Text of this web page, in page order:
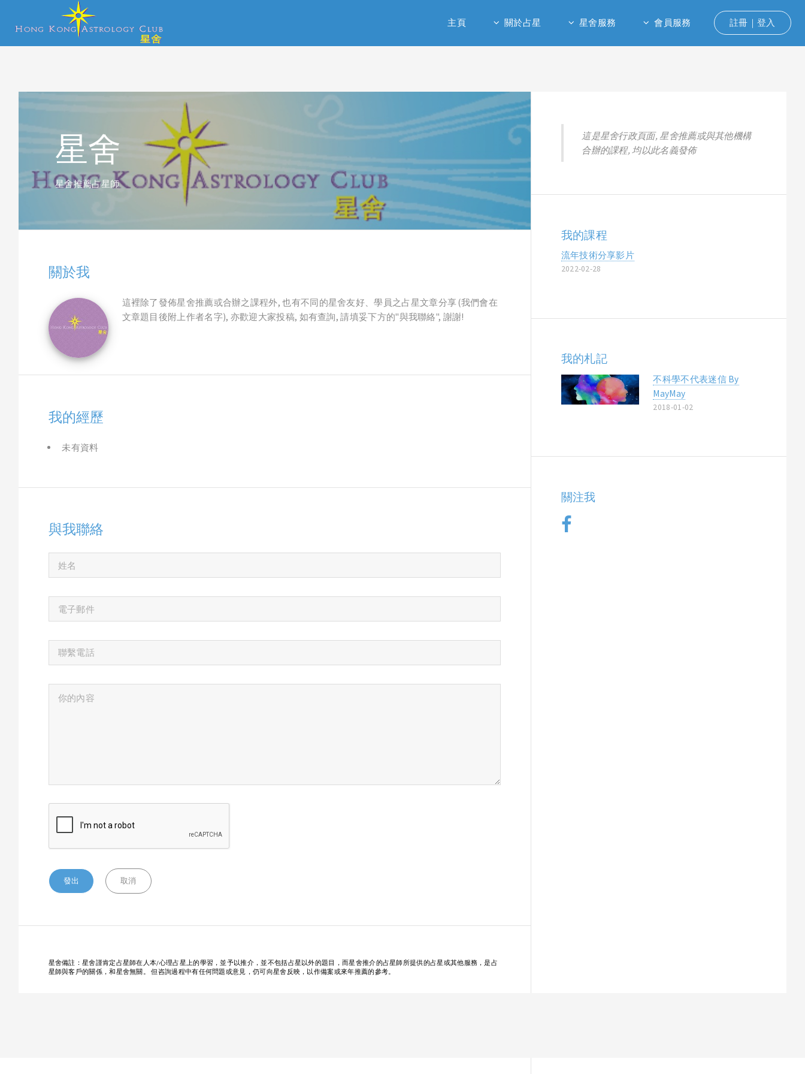
主頁 關於占星 星舍服務 會員服務 註冊｜登入
星舍
星舍推薦占星師
關於我
這裡除了發佈星舍推薦或合辦之課程外, 也有不同的星舍友好、學員之占星文章分享 (我們會在
文章題目後附上作者名字), 亦歡迎大家投稿, 如有查詢, 請填妥下方的"與我聯絡", 謝謝!
我的經歷
未有資料
與我聯絡
星舍備註：星舍謹肯定占星師在人本/心理占星上的學習，並予以推介，並不包括占星以外的題目，而星舍推介的占星師所提供的占星或其他服務，是占
星師與客戶的關係，和星舍無關。 但咨詢過程中有任何問題或意見，仍可向星舍反映，以作備案或來年推薦的參考。
這是星舍行政頁面, 星舍推薦或與其他機構
合辦的課程, 均以此名義發佈
我的課程
流年技術分享影片
2022-02-28
我的札記
不科學不代表迷信 By
MayMay
2018-01-02
關注我